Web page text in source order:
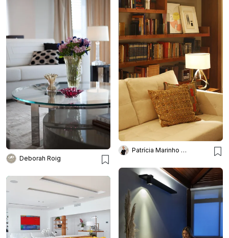
Patrícia Marinho Arquitetura
Deborah Roig